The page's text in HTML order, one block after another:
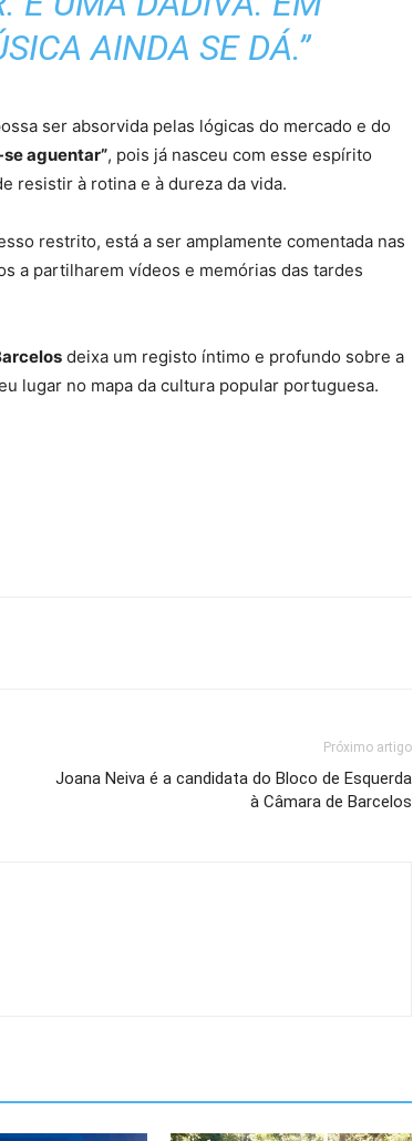
AINDA SE DÁ.”
ser absorvida pelas lógicas do mercado e do
aguentar”, pois já nasceu com esse espírito
resistir à rotina e à dureza da vida.
restrito, está a ser amplamente comentada nas
a partilharem vídeos e memórias das tardes
deixa um registo íntimo e profundo sobre a
lugar no mapa da cultura popular portuguesa.
Próximo artigo
Joana Neiva é a candidata do Bloco de Esquerda
à Câmara de Barcelos